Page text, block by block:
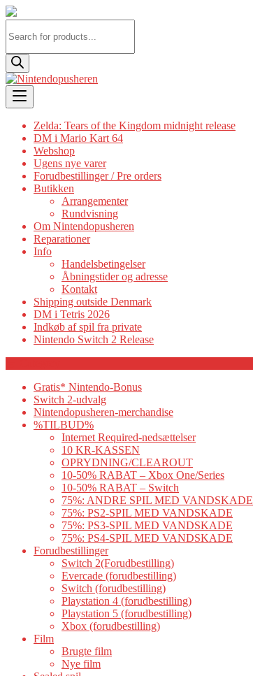
search
Skip
to
content
Zelda: Tears of the Kingdom midnight release
DM i Mario Kart 64
Webshop
Ugens nye varer
Forudbestillinger / Pre orders
Butikken
Arrangementer
Rundvisning
Om Nintendopusheren
Reparationer
Info
Handelsbetingelser
Åbningstider og adresse
Kontakt
Shipping outside Denmark
DM i Tetris 2026
Indkøb af spil fra private
Nintendo Switch 2 Release
Gratis* Nintendo-Bonus
Switch 2-udvalg
Nintendopusheren-merchandise
%TILBUD%
Internet Required-nedsættelser
10 KR-KASSEN
OPRYDNING/CLEAROUT
10-50% RABAT – Xbox One/Series
10-50% RABAT – Switch
75%: ANDRE SPIL MED VANDSKADE
75%: PS2-SPIL MED VANDSKADE
75%: PS3-SPIL MED VANDSKADE
75%: PS4-SPIL MED VANDSKADE
Forudbestillinger
Switch 2(Forudbestilling)
Evercade (forudbestilling)
Switch (forudbestilling)
Playstation 4 (forudbestilling)
Playstation 5 (forudbestilling)
Xbox (forudbestilling)
Film
Brugte film
Nye film